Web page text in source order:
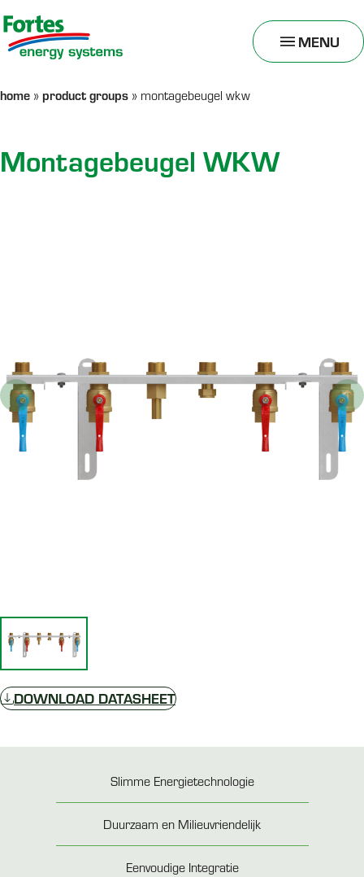
MENU
TOGGLE
MENU
home » product groups » montagebeugel wkw
Montagebeugel WKW
DOWNLOAD DATASHEET
Slimme Energietechnologie
Duurzaam en Milieuvriendelijk
Eenvoudige Integratie